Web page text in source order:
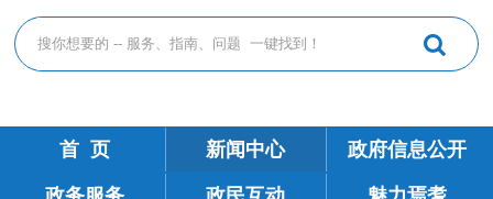
首 页 新闻中心 政府信息公开